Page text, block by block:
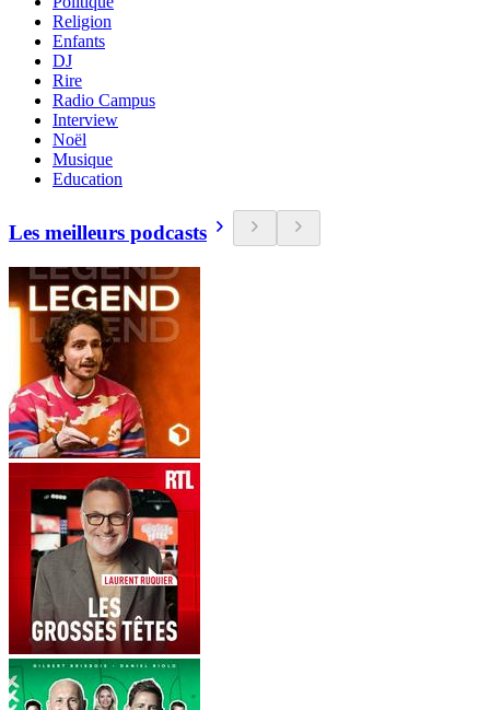
Religion
Enfants
DJ
Rire
Radio Campus
Interview
Noël
Musique
Education
Les meilleurs podcasts